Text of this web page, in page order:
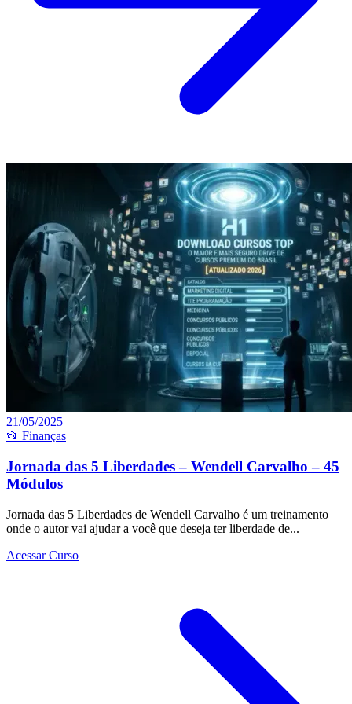
21/05/2025
📂 Finanças
Jornada das 5 Liberdades – Wendell Carvalho – 45
Módulos
Jornada das 5 Liberdades de Wendell Carvalho é um treinamento
onde o autor vai ajudar a você que deseja ter liberdade de...
Acessar Curso